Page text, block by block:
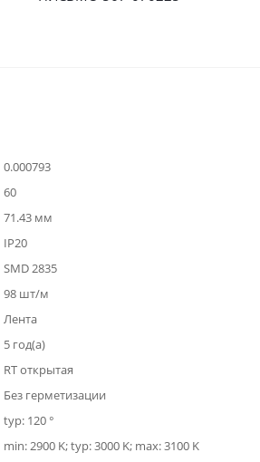
0.000793
60
71.43 мм
IP20
SMD 2835
98 шт/м
Лента
5 год(а)
RT открытая
Без герметизации
typ: 120 °
min: 2900 K; typ: 3000 K; max: 3100 K